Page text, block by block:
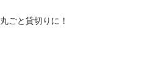
ごと貸切りに！